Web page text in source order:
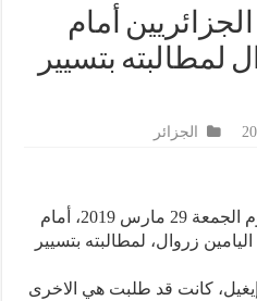
أمام
بتسيير
الجزائر
تجمع مئات من الجزائريين اليوم الجمعة 29 مارس 2019، أمام
زروال، لمطالبته بتسيير
كانت قد طلبت هي الاخرى